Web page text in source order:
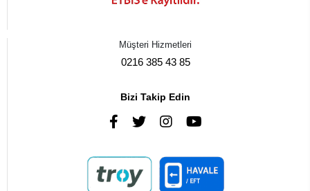
Müşteri Hizmetleri
0216 385 43 85
Bizi Takip Edin